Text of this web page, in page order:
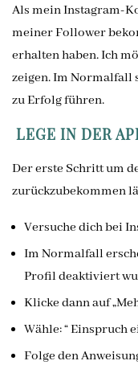
Als mein Instagram-
meiner Follower
erhalten haben. Ich
zeigen. Im Normalfall
zu Erfolg führen.
LEGE IN DER
Der erste Schritt um
zurückzubekommen
Versuche dich bei
Im Normalfall
Profil deaktiviert
Klicke dann auf
Wähle: “ Einspruch
Folge den